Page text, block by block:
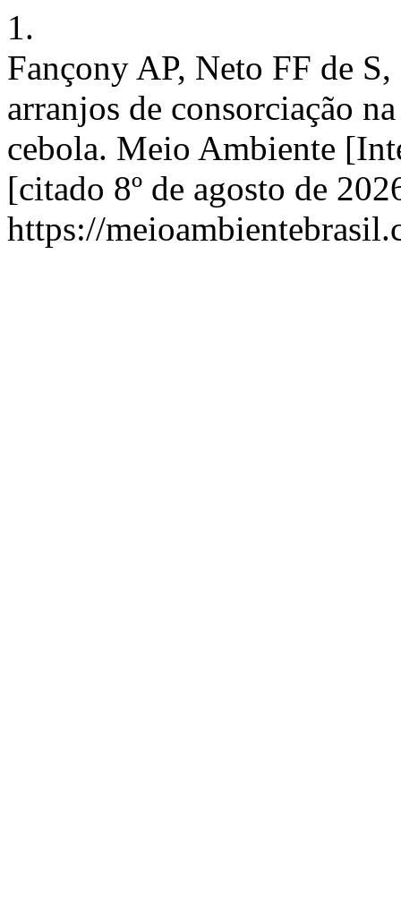
1.
Fançony AP, Neto FF de
arranjos de consorciação
cebola. Meio Ambiente
[citado 8º de agosto de
https://